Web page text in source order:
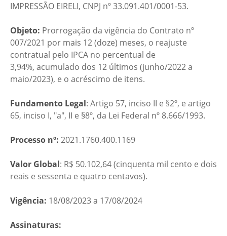
IMPRESSÃO EIRELI, CNPJ nº 33.091.401/0001-53.
Objeto: Prorrogação da vigência do Contrato nº
007/2021 por mais 12 (doze) meses, o reajuste
contratual pelo IPCA no percentual de
3,94%, acumulado dos 12 últimos (junho/2022 a
maio/2023), e o acréscimo de itens.
Fundamento Legal: Artigo 57, inciso II e §2º, e artigo
65, inciso I, "a", II e §8º, da Lei Federal nº 8.666/1993.
Processo nº: 2021.1760.400.1169
Valor Global: R$ 50.102,64 (cinquenta mil cento e dois
reais e sessenta e quatro centavos).
Vigência: 18/08/2023 a 17/08/2024
Assinaturas: